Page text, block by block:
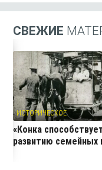
СВЕЖИЕ
ИСТОРИЧЕСКОЕ
«Конка
развитию семейных